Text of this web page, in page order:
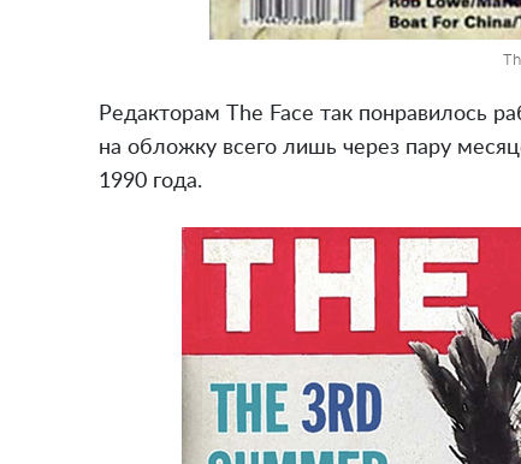
Редакторам The Face так понравилось
на обложку всего лишь через пару
1990 года.